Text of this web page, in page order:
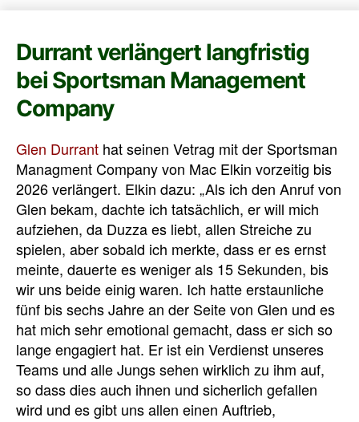
Durrant verlängert langfristig
bei Sportsman Management
Company
Glen Durrant hat seinen Vetrag mit der Sportsman
Managment Company von Mac Elkin vorzeitig bis
2026 verlängert. Elkin dazu: „Als ich den Anruf von
Glen bekam, dachte ich tatsächlich, er will mich
aufziehen, da Duzza es liebt, allen Streiche zu
spielen, aber sobald ich merkte, dass er es ernst
meinte, dauerte es weniger als 15 Sekunden, bis
wir uns beide einig waren. Ich hatte erstaunliche
fünf bis sechs Jahre an der Seite von Glen und es
hat mich sehr emotional gemacht, dass er sich so
lange engagiert hat. Er ist ein Verdienst unseres
Teams und alle Jungs sehen wirklich zu ihm auf,
so dass dies auch ihnen und sicherlich gefallen
wird und esgibt uns allen einen Auftrieb,